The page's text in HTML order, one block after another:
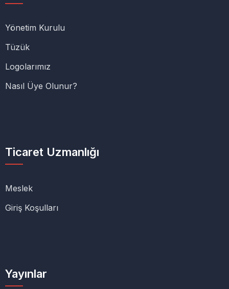
Yönetim Kurulu
Tüzük
Logolarımız
Nasıl Üye Olunur?
Ticaret Uzmanlığı
Meslek
Giriş Koşulları
Yayınlar